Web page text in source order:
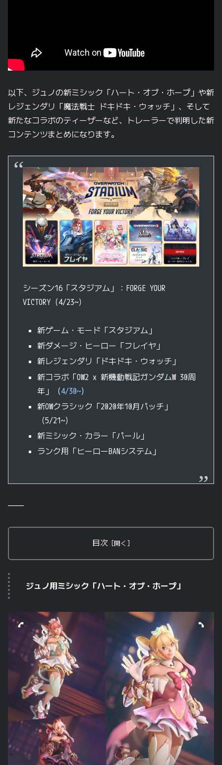
以下、ジュノの新ミシック「ハート・オブ・ホープ」や新
レジェンダリ「魔法戦士 ドキドキ・ウォッチ」、そして
新たなコラボのティーザーなど、トレーラーで判明した新
コンテンツまとめになります。
シーズン16「スタジアム」：FORGE YOUR
VICTORY（4/23~）
新ゲーム・モード「スタジアム」
新ダメージ・ヒーロー「フレイヤ」
新レジェンダリ「ドキドキ・ウォッチ」
新コラボ「OW2 x 新機動戦記ガンダムW 30周
年」（4/30~）
新OWクラシック「2020年10月パッチ」
（5/21~）
新ミシック・カラー「パール」
ランク用「ヒーローBANシステム」
————
目次
ジュノ用ミシック「ハート・オブ・ホープ」